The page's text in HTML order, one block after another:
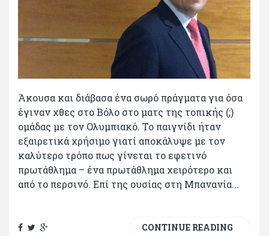
Άκουσα και διάβασα ένα σωρό πράγματα για όσα
έγιναν χθες στο Βόλο στο ματς της τοπικής (;)
ομάδας με τον Ολυμπιακό. Το παιγνίδι ήταν
εξαιρετικά χρήσιμο γιατί αποκάλυψε με τον
καλύτερο τρόπο πως γίνεται το εφετινό
πρωτάθλημα – ένα πρωτάθλημα χειρότερο και
από το περσινό. Επί της ουσίας στη Μπανανία...
CONTINUE READING